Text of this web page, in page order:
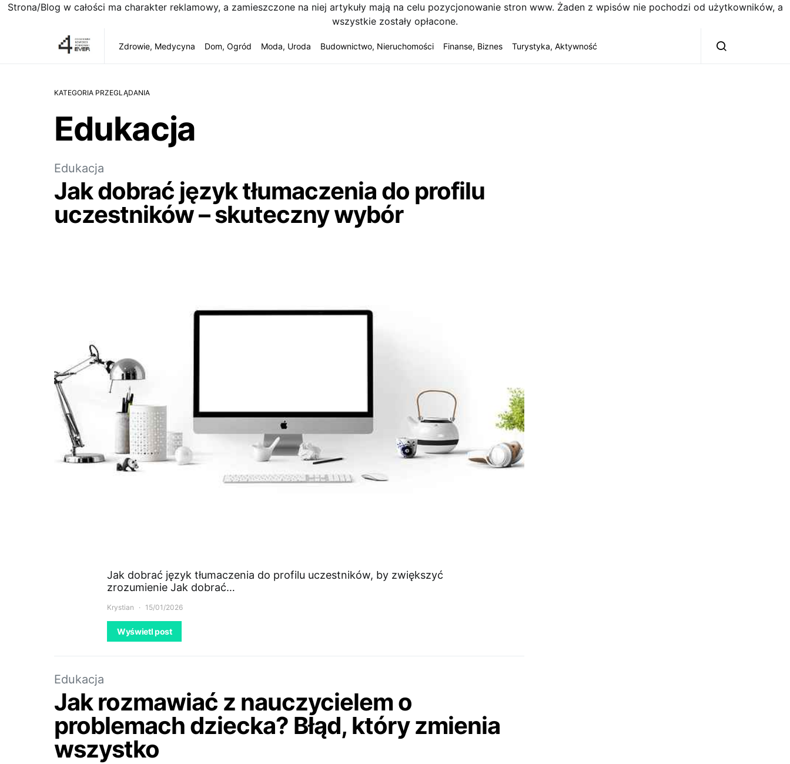
Strona/Blog w całości ma charakter reklamowy, a zamieszczone na niej artykuły mają na celu pozycjonowanie stron www. Żaden z wpisów nie pochodzi od użytkowników, a
wszystkie zostały opłacone.
Zdrowie, Medycyna Dom, Ogród Moda, Uroda Budownictwo, Nieruchomości Finanse, Biznes Turystyka, Aktywność
KATEGORIA PRZEGLĄDANIA
Edukacja
Edukacja
Jak dobrać język tłumaczenia do profilu
uczestników – skuteczny wybór
Jak dobrać język tłumaczenia do profilu uczestników, by zwiększyć
zrozumienie Jak dobrać…
Krystian 15/01/2026
Wyświetl post
Edukacja
Jak rozmawiać z nauczycielem o
problemach dziecka? Błąd, który zmienia
wszystko